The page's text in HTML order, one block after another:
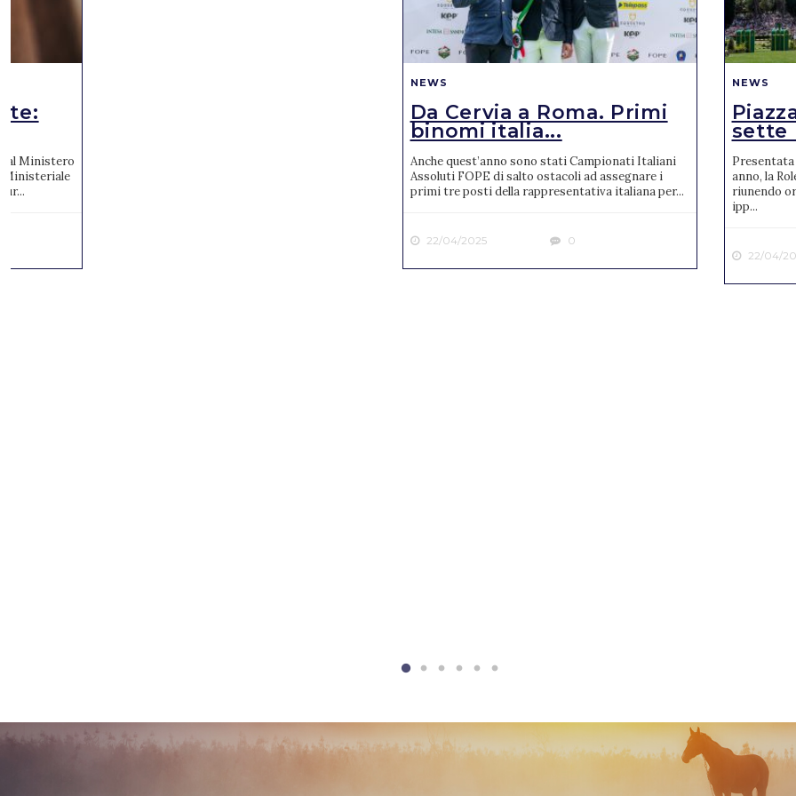
al Ministero
Ministeriale
NEWS
Da Cervia a Roma. Primi
binomi italia...
Anche quest’anno sono stati Campionati Italiani
Assoluti FOPE di salto ostacoli ad assegnare i
primi tre posti della rappresentativa italiana per...
22/04/2025 0
NEWS
sette
Presentata
anno, la
riunendo
ipp...
22/04/